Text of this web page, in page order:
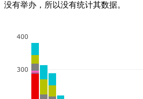
没有举办，所以没有统计其数据。